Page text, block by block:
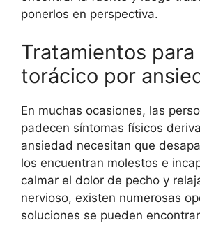
ponerlos en perspectiva.
Tratamientos
torácico por
En muchas ocasiones, las
padecen síntomas físicos
ansiedad necesitan que
los encuentran molestos e
calmar el dolor de pecho y
nervioso, existen numerosas
soluciones se pueden